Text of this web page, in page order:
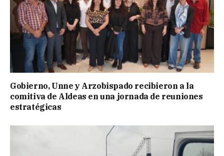
Gobierno, Unne y Arzobispado recibieron a la
comitiva de Aldeas en una jornada de reuniones
estratégicas